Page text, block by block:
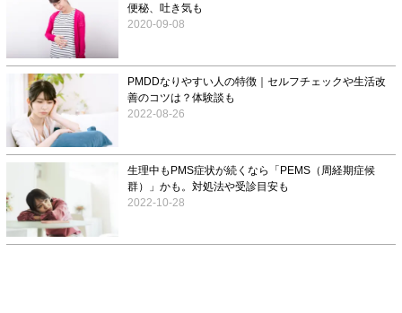
便秘、吐き気も
2020-09-08
PMDDなりやすい人の特徴｜セルフチェックや生活改
善のコツは？体験談も
2022-08-26
生理中もPMS症状が続くなら「PEMS（周経期症候
群）」かも。対処法や受診目安も
2022-10-28